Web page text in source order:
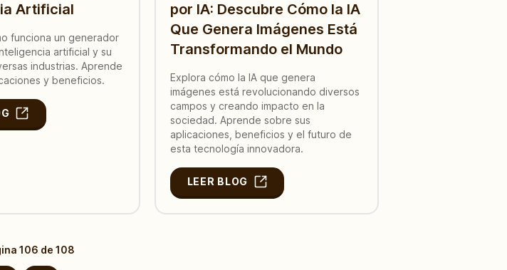
Artificial
funciona un generador
artificial y su
industrias. Aprende
y beneficios.
por IA: Descubre Cómo la IA
Que Genera Imágenes Está
Transformando el Mundo
Explora cómo la IA que genera
imágenes está revolucionando diversos
campos y creando impacto en la
sociedad. Aprende sobre sus
aplicaciones, beneficios y el futuro de
esta tecnología innovadora.
LEER BLOG
106 de 108